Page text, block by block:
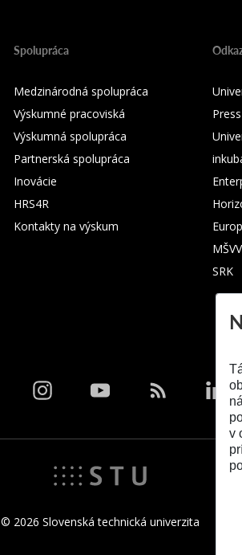
Spolupráca
Medzinárodná spolupráca
Výskumné pracoviská
Výskumná spolupráca
Partnerská spolupráca
Inovácie
HRS4R
Kontakty na výskum
SRK
© 2026 Slovenská technická univerzita
v